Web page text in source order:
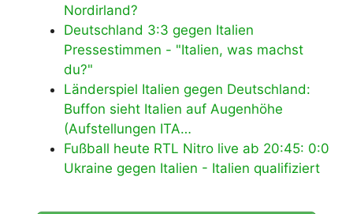
Nordirland?
Deutschland 3:3 gegen Italien
Pressestimmen - "Italien, was machst
du?"
Länderspiel Italien gegen Deutschland:
Buffon sieht Italien auf Augenhöhe
(Aufstellungen ITA…
Fußball heute RTL Nitro live ab 20:45: 0:0
Ukraine gegen Italien - Italien qualifiziert